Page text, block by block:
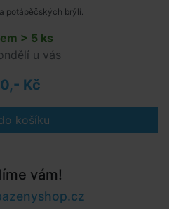
potápěčských brýlí.
> 5 ks
u vás
Kč
košíku
vám!